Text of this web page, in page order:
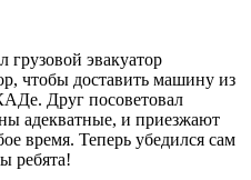
грузовой эвакуатор
чтобы доставить машину из
Друг посоветовал
адекватные, и приезжают
время. Теперь убедился сам
ребята!